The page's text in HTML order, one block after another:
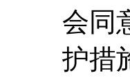
会同
护措